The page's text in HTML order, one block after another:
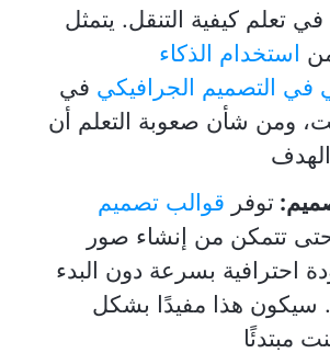
تعلم كيفية التنقل. يتمثل
استخدام الذكاء
في التصميم الجرافيكي في
ومن شأن صعوبة التعلم أن
توفر قوالب تصميم
تتمكن من إنشاء صور
احترافية بسرعة دون البدء
سيكون هذا مفيدًا بشكل
مبتدئًا